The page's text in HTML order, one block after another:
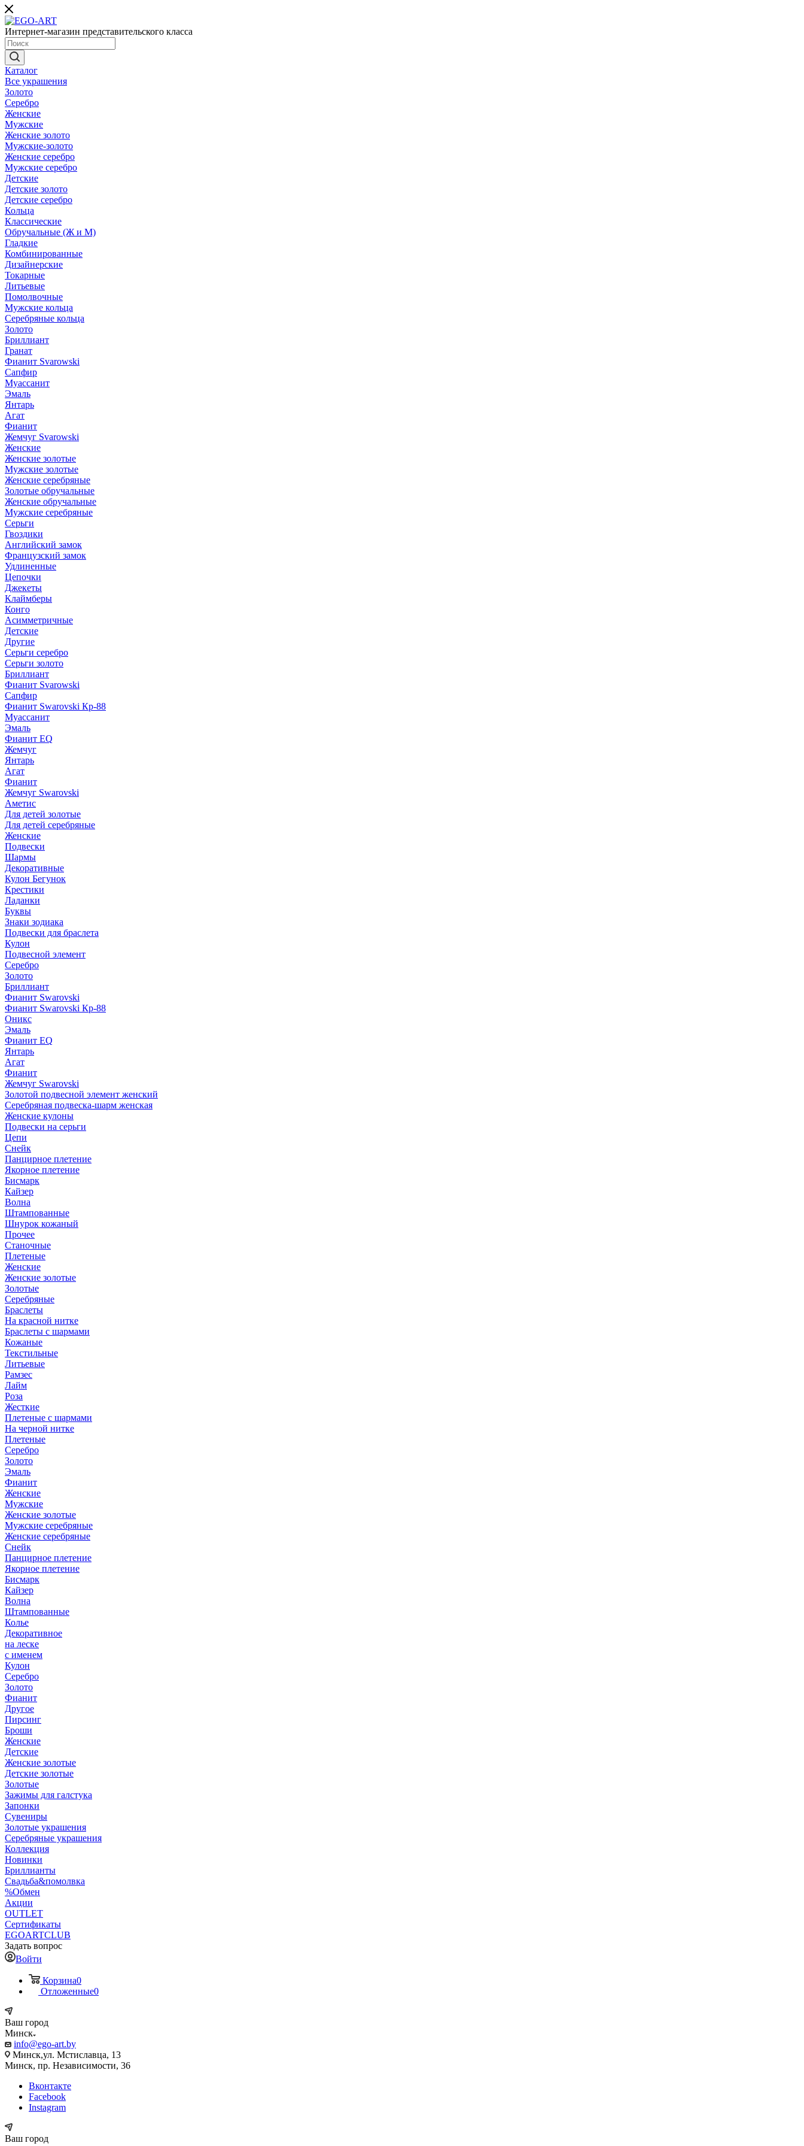
Интернет-магазин представительского класса
Каталог
Все украшения
Золото
Серебро
Женские
Мужские
Женские золото
Мужские-золото
Женские серебро
Мужские серебро
Детские
Детские золото
Детские серебро
Кольца
Классические
Обручальные (Ж и М)
Гладкие
Комбинированные
Дизайнерские
Токарные
Литьевые
Помолвочные
Мужские кольца
Серебряные кольца
Золото
Бриллиант
Гранат
Фианит Svarowski
Сапфир
Муассанит
Эмаль
Янтарь
Агат
Фианит
Жемчуг Svarowski
Женские
Женские золотые
Мужские золотые
Женские серебряные
Золотые обручальные
Женские обручальные
Мужские серебряные
Серьги
Гвоздики
Английский замок
Французский замок
Удлиненные
Цепочки
Джекеты
Клаймберы
Конго
Асимметричные
Детские
Другие
Серьги серебро
Серьги золото
Бриллиант
Фианит Svarowski
Сапфир
Фианит Swarovski Кр-88
Муассанит
Эмаль
Фианит EQ
Жемчуг
Янтарь
Агат
Фианит
Жемчуг Swarovski
Аметис
Для детей золотые
Для детей серебряные
Женские
Подвески
Шармы
Декоративные
Кулон Бегунок
Крестики
Ладанки
Буквы
Знаки зодиака
Подвески для браслета
Кулон
Подвесной элемент
Серебро
Золото
Бриллиант
Фианит Swarovski
Фианит Swarovski Кр-88
Оникс
Эмаль
Фианит EQ
Янтарь
Агат
Фианит
Жемчуг Swarovski
Золотой подвесной элемент женcкий
Серебряная подвеска-шарм женская
Женские кулоны
Подвески на серьги
Цепи
Снейк
Панцирное плетение
Якорное плетение
Бисмарк
Кайзер
Волна
Штампованные
Шнурок кожаный
Прочее
Станочные
Плетеные
Женские
Женские золотые
Золотые
Серебряные
Браслеты
На красной нитке
Браслеты с шармами
Кожаные
Текстильные
Литьевые
Рамзес
Лайм
Роза
Жесткие
Плетеные с шармами
На черной нитке
Плетеные
Серебро
Золото
Эмаль
Фианит
Женские
Мужские
Женские золотые
Мужские серебряные
Женские серебряные
Снейк
Панцирное плетение
Якорное плетение
Бисмарк
Кайзер
Волна
Штампованные
Колье
Декоративное
на леске
с именем
Кулон
Серебро
Золото
Фианит
Другое
Пирсинг
Броши
Женские
Детские
Женские золотые
Детские золотые
Золотые
Зажимы для галстука
Запонки
Сувениры
Золотые украшения
Серебряные украшения
Коллекция
Новинки
Бриллианты
Свадьба&помолвка
%Обмен
Акции
OUTLET
Сертификаты
EGOARTCLUB
Задать вопрос
Войти
Корзина0
Отложенные0
Ваш город
Минск
info@ego-art.by
Минск,ул. Мстиславца, 13
Минск, пр. Независимости, 36
Вконтакте
Facebook
Instagram
Ваш город